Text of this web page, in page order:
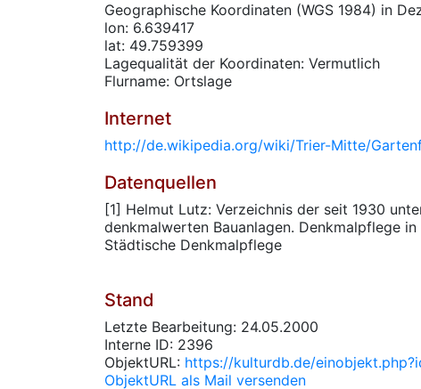
Geographische Koordinaten (WGS 1984) in
lon: 6.639417
lat: 49.759399
Lagequalität der Koordinaten: Vermutlich
Flurname: Ortslage
Internet
http://de.wikipedia.org/wiki/Trier-Mitte/
Datenquellen
[1] Helmut Lutz: Verzeichnis der seit 1930
denkmalwerten Bauanlagen. Denkmalpflege
Städtische Denkmalpflege
Stand
Letzte Bearbeitung: 24.05.2000
Interne ID: 2396
ObjektURL: https://kulturdb.de/
ObjektURL als Mail versenden